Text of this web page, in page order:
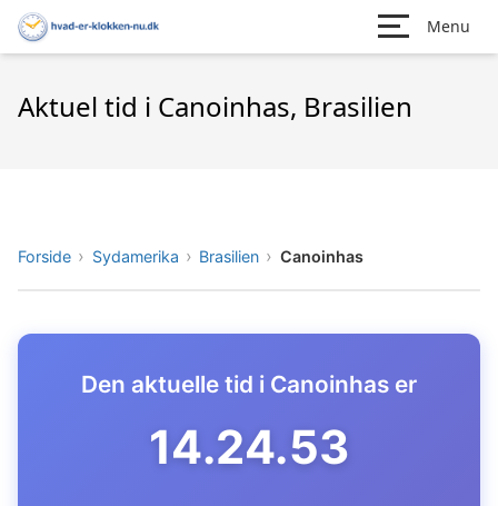
Menu
Aktuel tid i Canoinhas, Brasilien
Forside Sydamerika Brasilien Canoinhas
Den aktuelle tid i Canoinhas er
14.24.54